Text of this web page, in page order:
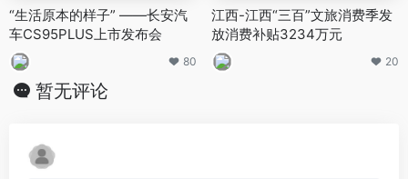
“生活原本的样子” ——长安汽
车CS95PLUS上市发布会
80
江西-江西“三百”文旅消费季发
放消费补贴3234万元
20
暂无评论